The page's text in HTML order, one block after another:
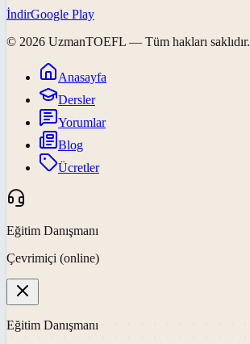
İndirGoogle Play
© 2026 UzmanTOEFL — Tüm hakları saklıdır.
Anasayfa
Dersler
Yorumlar
Blog
Ücretler
Eğitim Danışmanı
Çevrimiçi (online)
Eğitim Danışmanı